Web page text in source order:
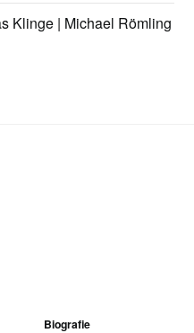
Klinge | Michael Römling
Biografie